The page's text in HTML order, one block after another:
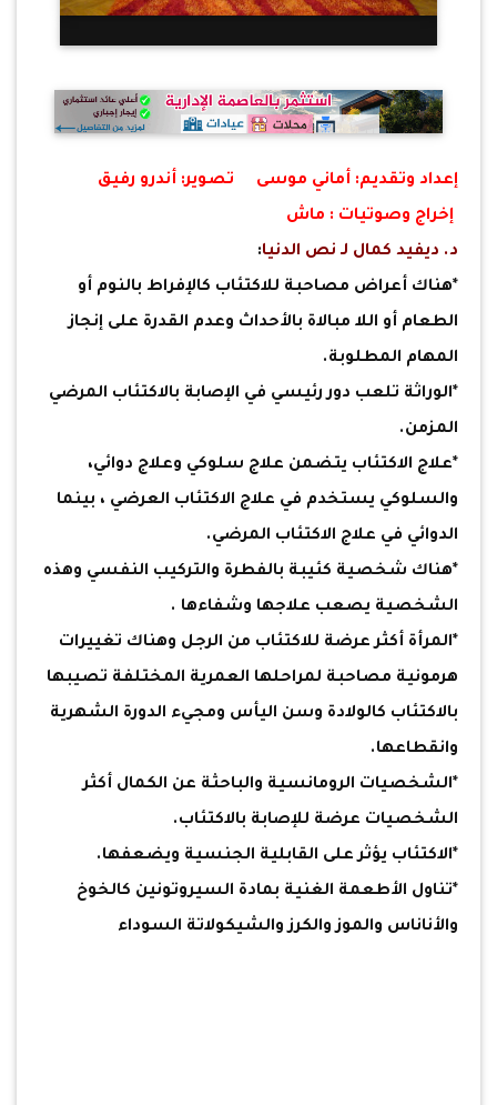
إعداد وتقديم: أماني موسى تصوير: أندرو رفيق
إخراج وصوتيات : ماش
د. ديفيد كمال لـ نص الدنيا:
*هناك أعراض مصاحبة للاكتئاب كالإفراط بالنوم أو
الطعام أو اللا مبالاة بالأحداث وعدم القدرة على إنجاز
المهام المطلوبة.
*الوراثة تلعب دور رئيسي في الإصابة بالاكتئاب المرضي
المزمن.
*علاج الاكتئاب يتضمن علاج سلوكي وعلاج دوائي،
والسلوكي يستخدم في علاج الاكتئاب العرضي ، بينما
الدوائي في علاج الاكتئاب المرضي.
*هناك شخصية كئيبة بالفطرة والتركيب النفسي وهذه
الشخصية يصعب علاجها وشفاءها .
*المرأة أكثر عرضة للاكتئاب من الرجل وهناك تغييرات
هرمونية مصاحبة لمراحلها العمرية المختلفة تصيبها
بالاكتئاب كالولادة وسن اليأس ومجيء الدورة الشهرية
وانقطاعها.
*الشخصيات الرومانسية والباحثة عن الكمال أكثر
الشخصيات عرضة للإصابة بالاكتئاب.
*الاكتئاب يؤثر على القابلية الجنسية ويضعفها.
*تناول الأطعمة الغنية بمادة السيروتونين كالخوخ
والأناناس والموز والكرز والشيكولاتة السوداء